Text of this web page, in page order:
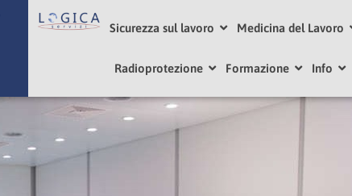
Sicurezza sul lavoro Medicina del Lavoro
Radioprotezione Formazione Info